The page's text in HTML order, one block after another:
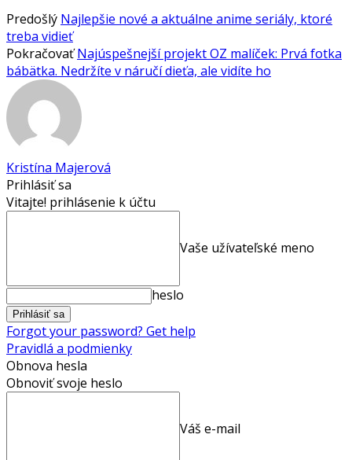
Predošlý Najlepšie nové a aktuálne anime seriály, ktoré
treba vidieť
Pokračovať Najúspešnejší projekt OZ malíček: Prvá fotka
bábätka. Nedržíte v náručí dieťa, ale vidíte ho
Kristína Majerová
Prihlásiť sa
Vitajte! prihlásenie k účtu
Vaše užívateľské meno
heslo
Forgot your password? Get help
Pravidlá a podmienky
Obnova hesla
Obnoviť svoje heslo
Váš e-mail